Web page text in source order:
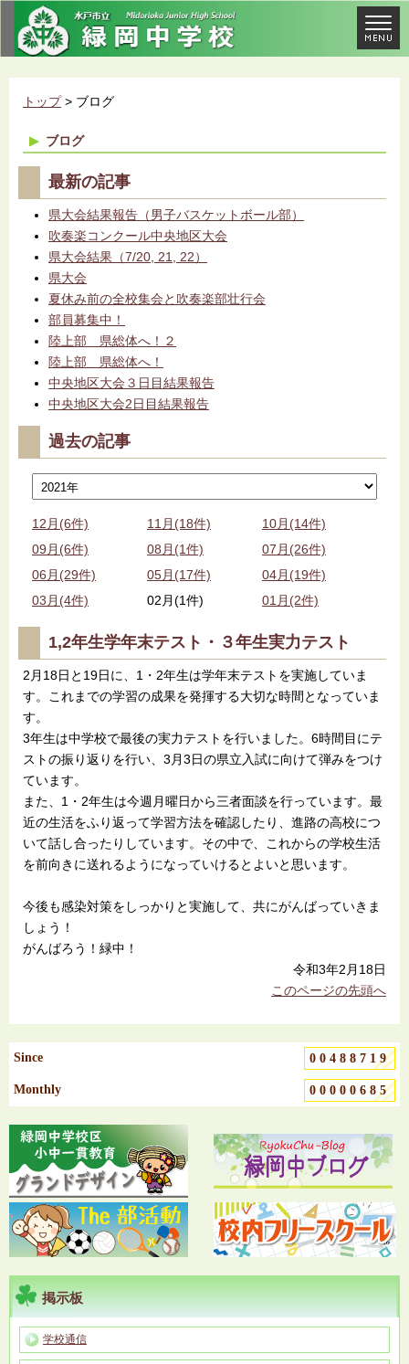
Since 00488719
Monthly 00000685
掲示板
学校通信
トップ> ブログ
ブログ
最新の記事
県大会結果報告（男子バスケットボール部）
吹奏楽コンクール中央地区大会
県大会結果（7/20, 21, 22）
県大会
夏休み前の全校集会と吹奏楽部壮行会
部員募集中！
陸上部 県総体へ！２
陸上部 県総体へ！
中央地区大会３日目結果報告
中央地区大会2日目結果報告
過去の記事
12月(6件) 11月(18件)
10月(14件)
09月(6件)
08月(1件)
07月(26件)
06月(29件)
05月(17件)
04月(19件)
03月(4件)
02月(1件) 01月(2件)
1,2年生学年末テスト・３年生実力テスト
2月18日と19日に、1・2年生は学年末テストを実施していま
す。これまでの学習の成果を発揮する大切な時間となっていま
す。
3年生は中学校で最後の実力テストを行いました。6時間目にテ
ストの振り返りを行い、3月3日の県立入試に向けて弾みをつけ
ています。
また、1・2年生は今週月曜日から三者面談を行っています。最
近の生活をふり返って学習方法を確認したり、進路の高校につ
いて話し合ったりしています。その中で、これからの学校生活
を前向きに送れるようになっていけるとよいと思います。
今後も感染対策をしっかりと実施して、共にがんばっていきま
しょう！
がんばろう！緑中！
令和3年2月18日
このページの先頭へ